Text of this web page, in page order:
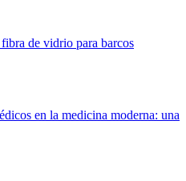
de vidrio para barcos
en la medicina moderna: una